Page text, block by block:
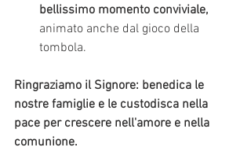
bellissimo momento conviviale,
animato anche dal gioco della
tombola.
Ringraziamo il Signore: benedica le
nostre famiglie e le custodisca nella
pace per crescere nell'amore e nella
comunione.